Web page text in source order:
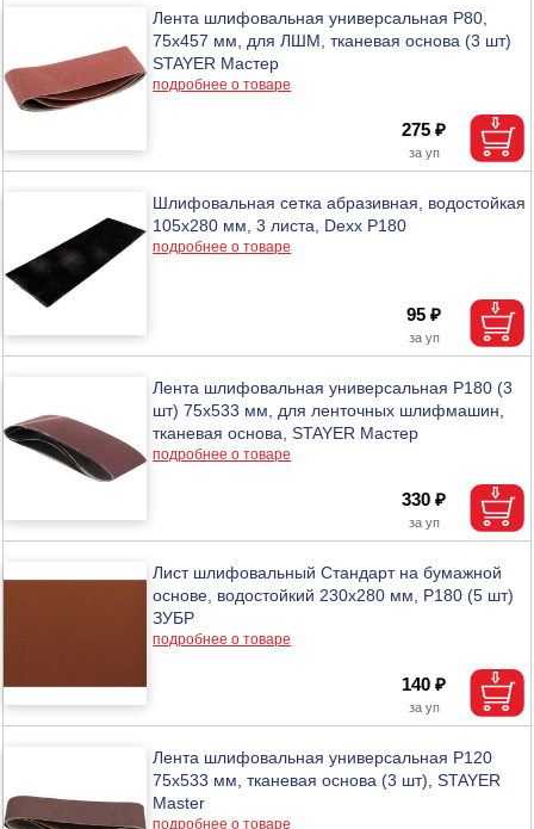
Лента шлифовальная универсальная P80,
75x457 мм, для ЛШМ, тканевая основа (3 шт)
STAYER Мастер
подробнее о товаре
275 ₽
Шлифовальная сетка абразивная, водостойкая
105х280 мм, 3 листа, Dexx Р180
подробнее о товаре
95 ₽
Лента шлифовальная универсальная P180 (3
шт) 75x533 мм, для ленточных шлифмашин,
тканевая основа, STAYER Мастер
подробнее о товаре
330 ₽
Лист шлифовальный Стандарт на бумажной
основе, водостойкий 230х280 мм, Р180 (5 шт)
ЗУБР
подробнее о товаре
140 ₽
Лента шлифовальная универсальная P120
75x533 мм, тканевая основа (3 шт), STAYER
Master
подробнее о товаре